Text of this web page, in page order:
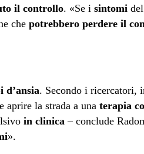
il controllo. «Se i sintomi
che potrebbero perdere il
. Secondo i ricercatori,
aprire la strada a una terapia
in clinica – conclude
».